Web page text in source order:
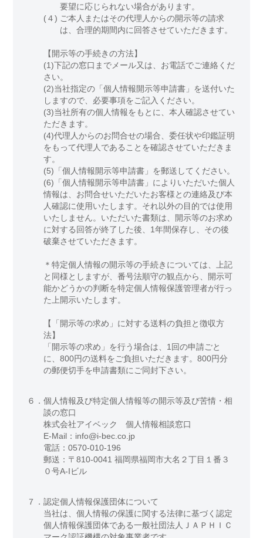
要望に応じられない場合があります。
(４) ご本人またはその代理人からの開示等の請求
は、合理的期間内に回答させていただきます。
【開示等の手続きの方法】
(1)下記の窓口までメール又は、お電話でご連絡くだ
さい。
(2)当社指定の「個人情報開示等申請書」を送付いた
しますので、必要事項をご記入ください。
(3)当社所有の個人情報をもとに、本人確認させてい
ただきます。
(4)代理人からのお問合せの場合、委任状や印鑑証明
をもって代理人であることを確認させていただきま
す。
(5)「個人情報開示等申請書」を郵送してください。
(6)「個人情報開示等申請書」によりいただいた個人
情報は、お問合せいただいたお客様との連絡及び本
人確認に使用いたします。それ以外の目的では使用
いたしません。いただいた書類は、開示等のお求め
に対する回答が終了した後、1年間保存し、その後
破棄させていただきます。
＊特定個人情報の開示等の手続きについては、上記
と同様としますが、番号法順守の観点から、開示可
能かどうかの判断を特定個人情報保護管理者が行っ
た上開示いたします。
【「開示等の求め」に対する送料の負担と徴収方
法】
「開示等の求め」を行う場合は、1回の申請ごと
に、800円の送料をご負担いただきます。800円分
の郵便切手を申請書類にご同封下さい。
６．個人情報及び特定個人情報等の開示等及び苦情・相
談の窓口
株式会社アイベック 個人情報相談窓口
E-Mail：info@i-bec.co.jp
電話：0570-010-196
郵送：〒810-0041 福岡県福岡市大名２丁目１番３
０号A-Iビル
７．認定個人情報保護団体について
当社は、個人情報の保護に関する法律に基づく認定
個人情報保護団体である一般社団法人ＪＡＰＨＩＣ